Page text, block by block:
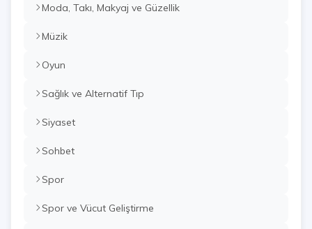
Moda, Takı, Makyaj ve Güzellik
Müzik
Oyun
Sağlık ve Alternatif Tıp
Siyaset
Sohbet
Spor
Spor ve Vücut Geliştirme